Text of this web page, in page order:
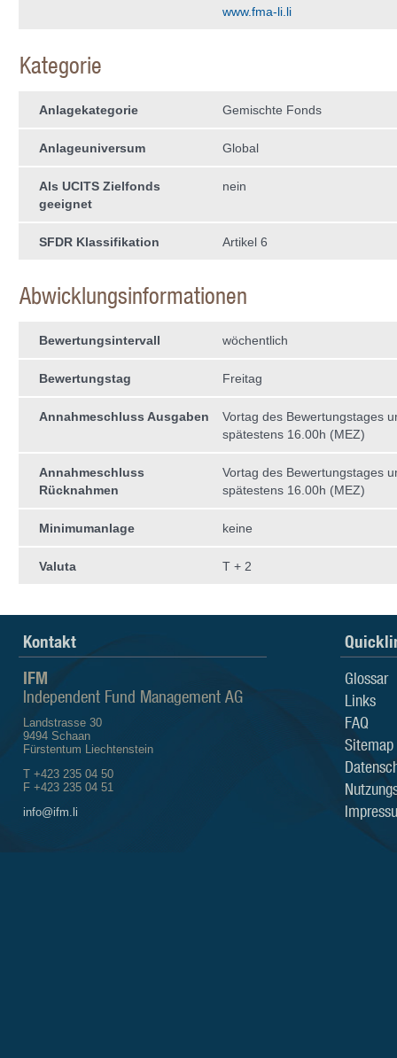
www.fma-li.li
Kategorie
Anlagekategorie Gemischte Fonds
Anlageuniversum Global
Als UCITS Zielfonds
geeignet
nein
SFDR Klassifikation Artikel 6
Abwicklungsinformationen
Bewertungsintervall wöchentlich
Bewertungstag Freitag
Annahmeschluss Ausgaben
Vortag des Bewertungstages
spätestens 16.00h (MEZ)
Annahmeschluss
Rücknahmen
Vortag des Bewertungstages
spätestens 16.00h (MEZ)
Minimumanlage keine
Valuta T + 2
Kontakt
IFM
Independent Fund Management AG
Landstrasse 30
9494 Schaan
Fürstentum Liechtenstein
T +423 235 04 50
F +423 235 04 51
info@ifm.li
Glossar
Links
FAQ
Sitemap